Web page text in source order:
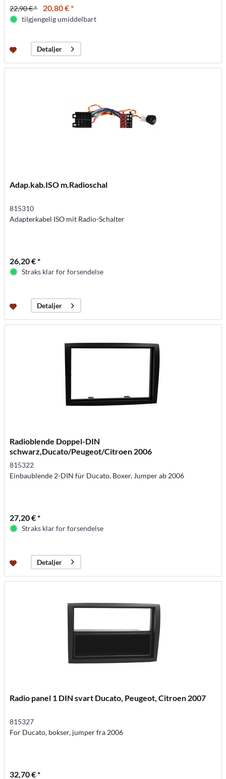
22,90 € * 20,80 € *
tilgjengelig umiddelbart
Detaljer
Adap.kab.ISO m.Radioschal
815310
Adapterkabel ISO mit Radio-Schalter
26,20 € *
Straks klar for forsendelse
Detaljer
Radioblende Doppel-DIN
schwarz,Ducato/Peugeot/Citroen 2006
815322
Einbaublende 2-DIN für Ducato, Boxer, Jumper ab 2006
27,20 € *
Straks klar for forsendelse
Detaljer
Radio panel 1 DIN svart Ducato, Peugeot, Citroen 2007
815327
For Ducato, bokser, jumper fra 2006
32,70 € *